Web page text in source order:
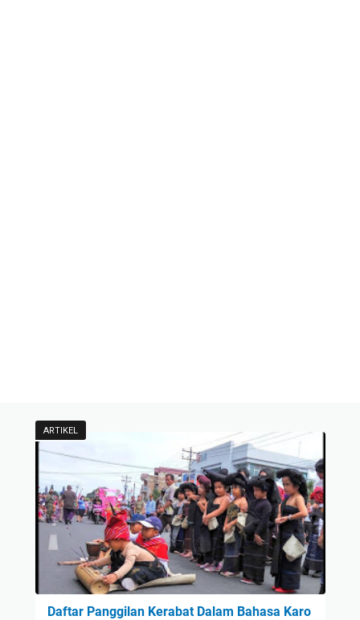
ARTIKEL
Daftar Panggilan Kerabat Dalam Bahasa Karo